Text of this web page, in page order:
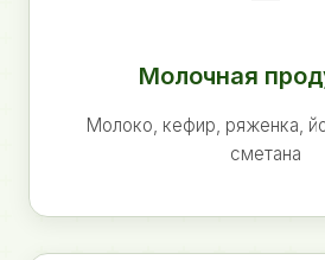
Молочная
Молоко, кефир, ряженка,
сметана